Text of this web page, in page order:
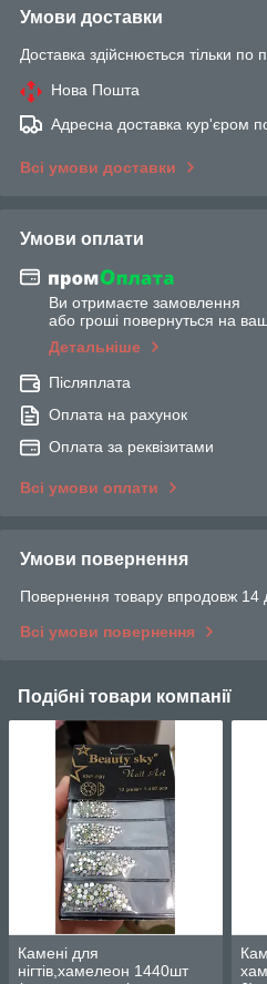
Умови доставки
Доставка здійснюється тільки по
Нова Пошта
Адресна доставка кур'єром
Всі умови доставки
Умови оплати
Ви отримаєте замовлення
або гроші повернуться на
Детальніше
Післяплата
Оплата на рахунок
Оплата за реквізитами
Всі умови оплати
Умови повернення
Повернення товару впродовж 14
Всі умови повернення
Подібні товари компанії
Камені для
нігтів,хамелеон 1440шт